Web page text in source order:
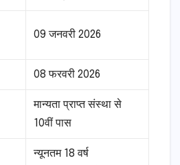
09 जनवरी 2026
08 फरवरी 2026
मान्यता प्राप्त संस्था से
10वीं पास
न्यूनतम 18 वर्ष